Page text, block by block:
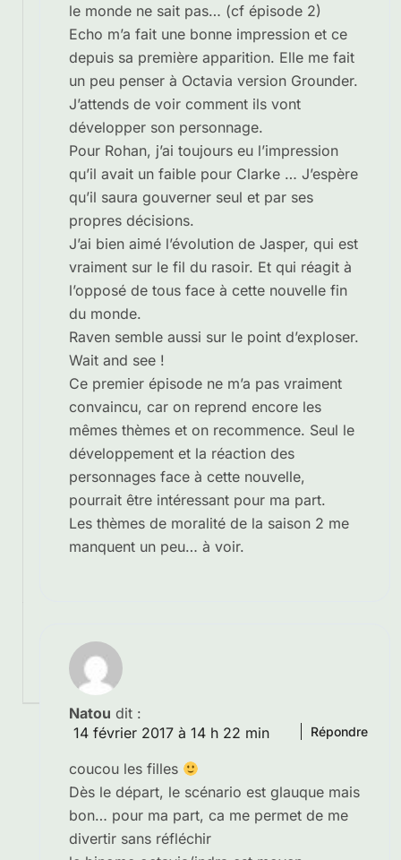
le monde ne sait pas… (cf épisode 2)
Echo m’a fait une bonne impression et ce
depuis sa première apparition. Elle me fait
un peu penser à Octavia version Grounder.
J’attends de voir comment ils vont
développer son personnage.
Pour Rohan, j’ai toujours eu l’impression
qu’il avait un faible pour Clarke … J’espère
qu’il saura gouverner seul et par ses
propres décisions.
J’ai bien aimé l’évolution de Jasper, qui est
vraiment sur le fil du rasoir. Et qui réagit à
l’opposé de tous face à cette nouvelle fin
du monde.
Raven semble aussi sur le point d’exploser.
Wait and see !
Ce premier épisode ne m’a pas vraiment
convaincu, car on reprend encore les
mêmes thèmes et on recommence. Seul le
développement et la réaction des
personnages face à cette nouvelle,
pourrait être intéressant pour ma part.
Les thèmes de moralité de la saison 2 me
manquent un peu… à voir.
Natou dit :
14 février 2017 à 14 h 22 min
coucou les filles
Dès le départ, le scénario est glauque mais
bon… pour ma part, ca me permet de me
divertir sans réfléchir
Répondre